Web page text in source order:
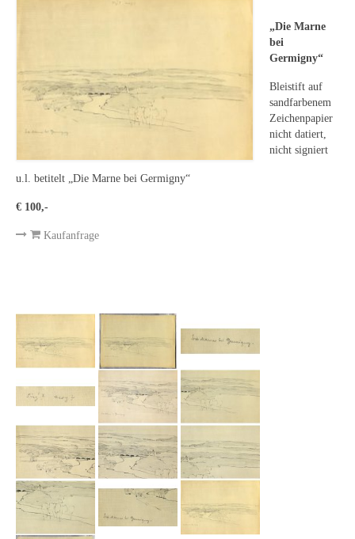
Johann Georg Strobel
Ludwig Martin Wilberg
Kunst 1900-1945
Ernst Geitlinger
Karl Otto Hy
Emma Joos
Paul Segieth
Richard Sprick
Weitere Künstler 1900-1945
Kunst nach 1945
Helmut Diekmann
„Die Marne
bei
Germigny“
Bleistift auf
sandfarbenem
Zeichenpapier
nicht datiert,
nicht signiert
u.l. betitelt „Die Marne bei Germigny“
€ 100,-
Kaufanfrage